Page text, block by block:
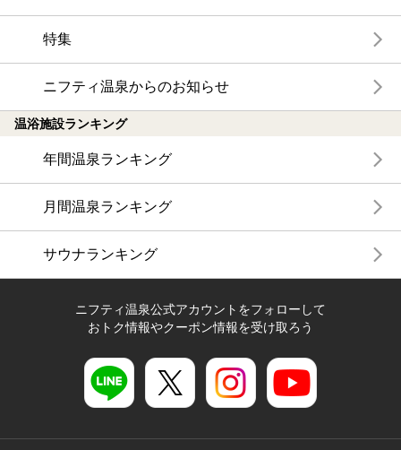
特集
ニフティ温泉からのお知らせ
温浴施設ランキング
年間温泉ランキング
月間温泉ランキング
サウナランキング
ニフティ温泉公式アカウントをフォローして
おトク情報やクーポン情報を受け取ろう